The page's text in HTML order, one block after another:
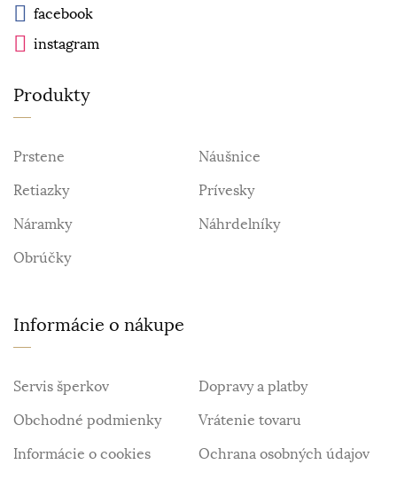
facebook
instagram
Produkty
Prstene
Náušnice
Retiazky
Prívesky
Náramky
Náhrdelníky
Obrúčky
Informácie o nákupe
Servis šperkov
Dopravy a platby
Obchodné podmienky
Vrátenie tovaru
Informácie o cookies
Ochrana osobných údajov